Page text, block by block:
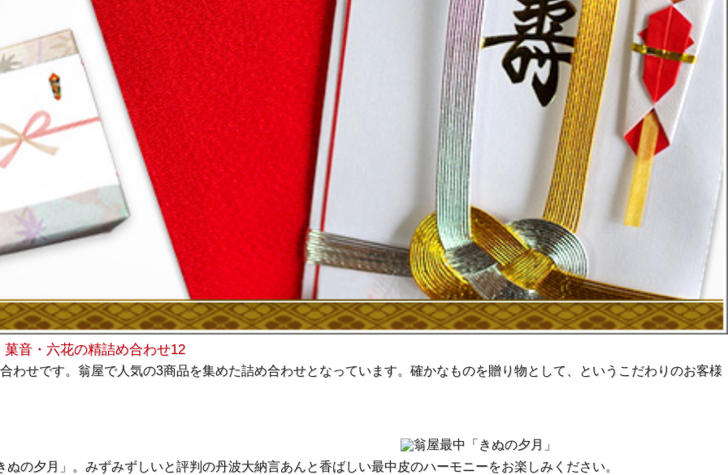
菓音・六花の精詰め合わせ12
わせです。翁屋で人気の3商品を集めた詰め合わせとなっています。確かなものを贈り物として、というこだわりのお客様
の夕月」。みずみずしいと評判の丹波大納言あんと香ばしい最中皮のハーモニーをお楽しみください。